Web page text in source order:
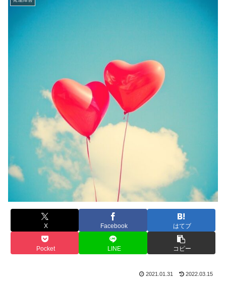
X Facebook はてブ
Pocket LINE コピー
2021.01.31 2022.03.15